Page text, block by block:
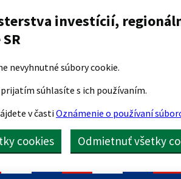
investícií,
nevyhnutné súbory cookie.
súhlasíte s ich používaním.
v časti Oznámenie o používaní
cookies Odmietnuť všetky